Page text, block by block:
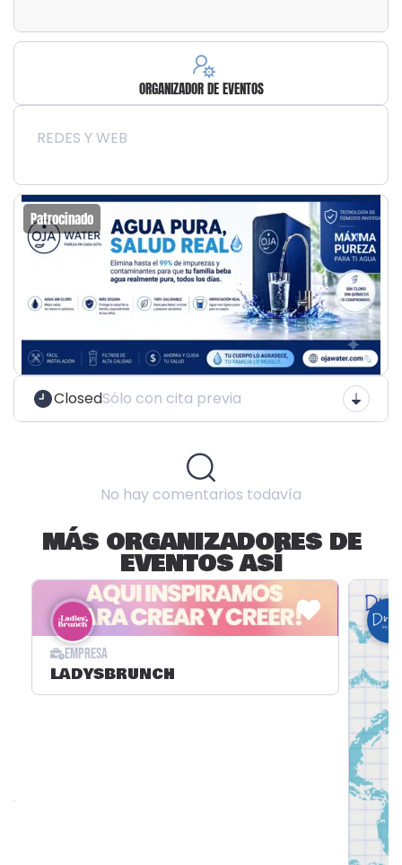
ORGANIZADOR DE EVENTOS
REDES Y WEB
Patrocinado
ClosedSólo con cita previa
No hay comentarios todavía
MÁS ORGANIZADORES DE
EVENTOS ASÍ
EMPRESA
LADYSBRUNCH